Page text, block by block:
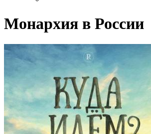
Монархия в России